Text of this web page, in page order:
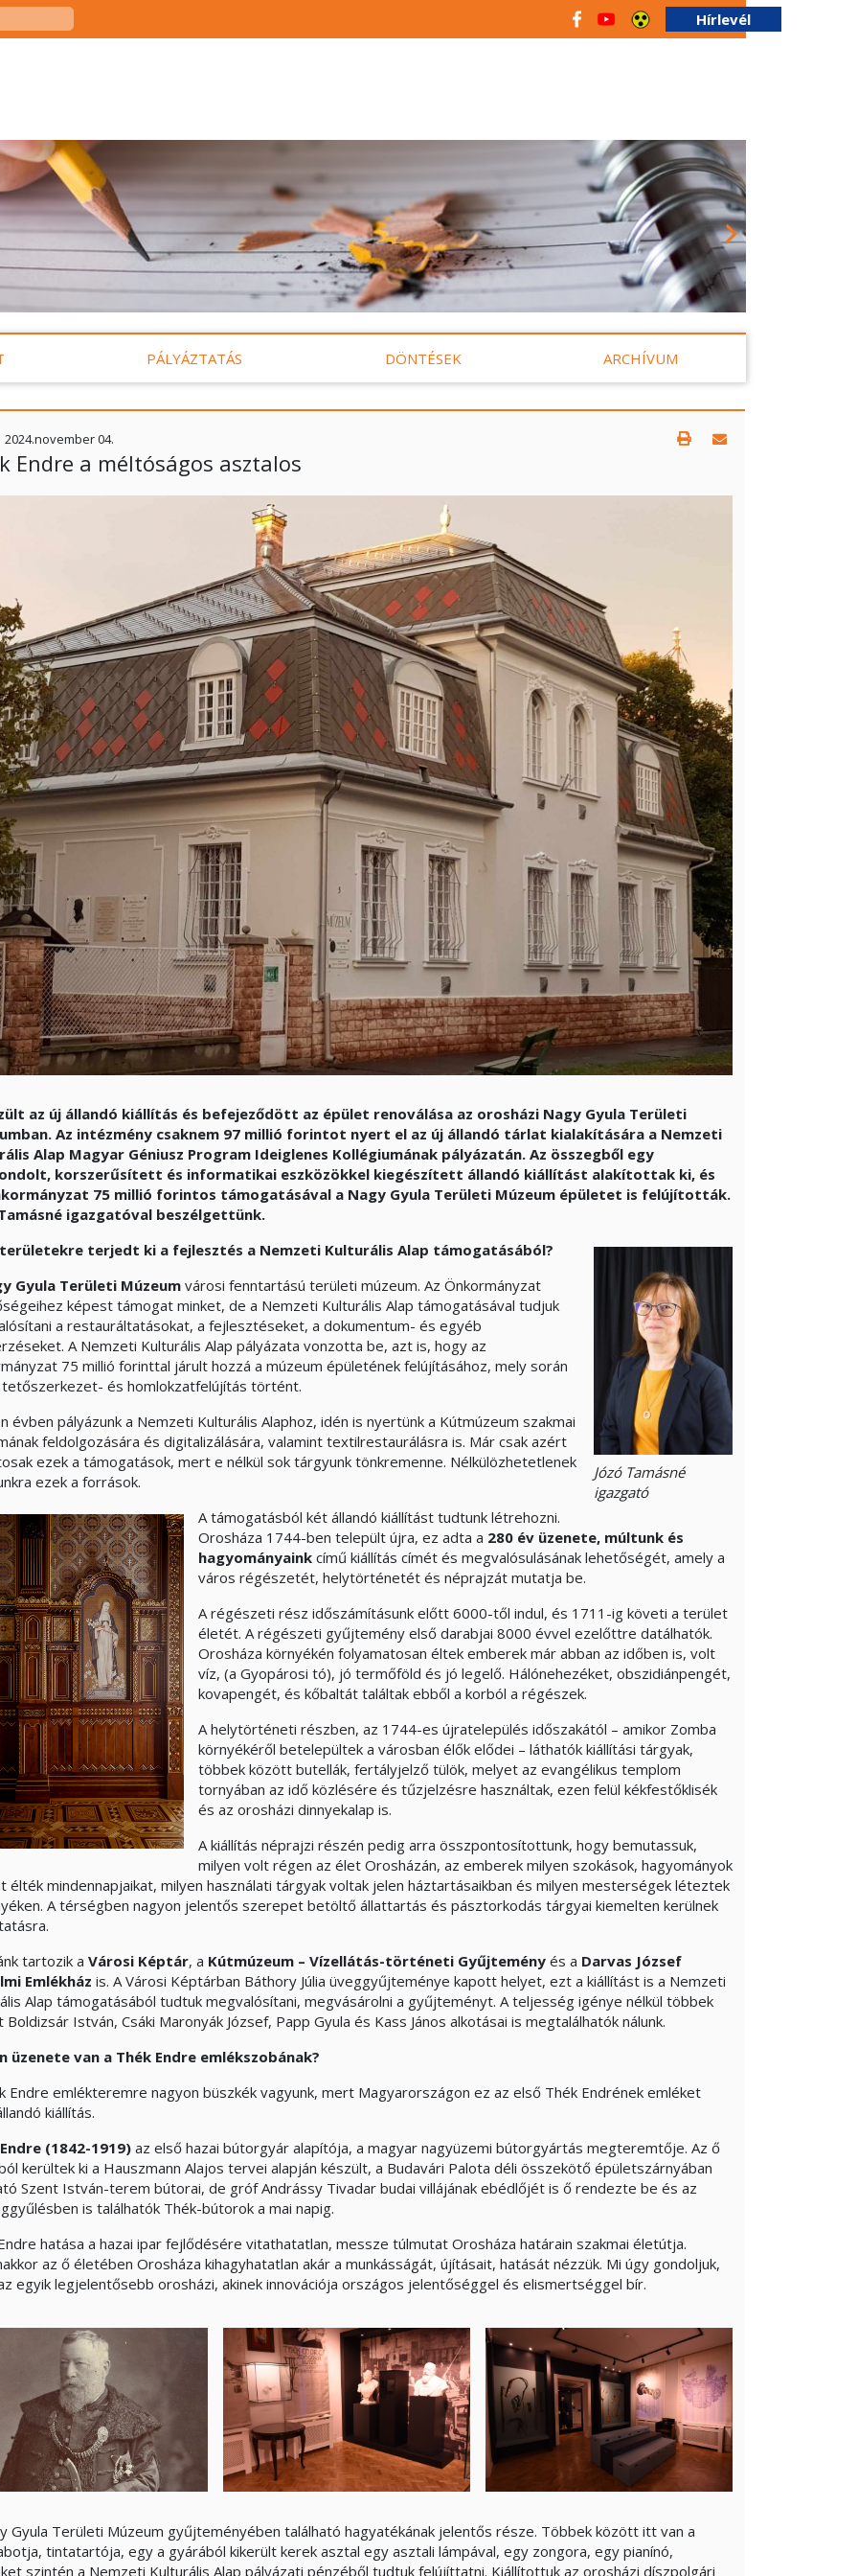
Hírlevél
PÁLYÁZTATÁS DÖNTÉSEK ARCHÍVUM
2024.november 04.
Endre a méltóságos asztalos
az új állandó kiállítás és befejeződött az épület renoválása az orosházi Nagy Gyula Területi
Az intézmény csaknem 97 millió forintot nyert el az új állandó tárlat kialakítására a Nemzeti
Alap Magyar Géniusz Program Ideiglenes Kollégiumának pályázatán. Az összegből egy
korszerűsített és informatikai eszközökkel kiegészített állandó kiállítást alakítottak ki, és
75 millió forintos támogatásával a Nagy Gyula Területi Múzeum épületet is felújították.
igazgatóval beszélgettünk.
Józó Tamásné
igazgató
terjedt ki a fejlesztés a Nemzeti Kulturális Alap támogatásából?
Gyula Területi Múzeumvárosi fenntartású területi múzeum. Az Önkormányzat
képest támogat minket, de a Nemzeti Kulturális Alap támogatásával tudjuk
a restauráltatásokat, a fejlesztéseket, a dokumentum- és egyéb
A Nemzeti Kulturális Alap pályázata vonzotta be, azt is, hogy az
75 millió forinttal járult hozzá a múzeum épületének felújításához, mely során
és homlokzatfelújítás történt.
évben pályázunk a Nemzeti Kulturális Alaphoz, idén is nyertünk a Kútmúzeum szakmai
feldolgozására és digitalizálására, valamint textilrestaurálásra is. Már csak azért
ezek a támogatások, mert e nélkül sok tárgyunk tönkremenne. Nélkülözhetetlenek
ezek a források.
A támogatásból két állandó kiállítást tudtunk létrehozni.
Orosháza 1744-ben települt újra, ez adta a 280 év üzenete, múltunk és
hagyományaink című kiállítás címét és megvalósulásának lehetőségét, amely a
város régészetét, helytörténetét és néprajzát mutatja be.
A régészeti rész időszámításunk előtt 6000-től indul, és 1711-ig követi a terület
életét. A régészeti gyűjtemény első darabjai 8000 évvel ezelőttre datálhatók.
Orosháza környékén folyamatosan éltek emberek már abban az időben is, volt
víz, (a Gyopárosi tó), jó termőföld és jó legelő. Hálónehezéket, obszidiánpengét,
kovapengét, és kőbaltát találtak ebből a korból a régészek.
A helytörténeti részben, az 1744-es újratelepülés időszakától – amikor Zomba
környékéről betelepültek a városban élők elődei – láthatók kiállítási tárgyak,
többek között butellák, fertályjelző tülök, melyet az evangélikus templom
tornyában az idő közlésére és tűzjelzésre használtak, ezen felül kékfestőklisék
és az orosházi dinnyekalap is.
A kiállítás néprajzi részén pedig arra összpontosítottunk, hogy bemutassuk,
milyen volt régen az élet Orosházán, az emberek milyen szokások, hagyományok
élték mindennapjaikat, milyen használati tárgyak voltak jelen háztartásaikban és milyen mesterségek léteztek
A térségben nagyon jelentős szerepet betöltő állattartás és pásztorkodás tárgyai kiemelten kerülnek
tartozik a Városi Képtár, a Kútmúzeum – Vízellátás-történeti Gyűjtemény és a Darvas József
Emlékház is. A Városi Képtárban Báthory Júlia üveggyűjteménye kapott helyet, ezt a kiállítást is a Nemzeti
Alap támogatásából tudtuk megvalósítani, megvásárolni a gyűjteményt. A teljesség igénye nélkül többek
István, Csáki Maronyák József, Papp Gyula és Kass János alkotásai is megtalálhatók nálunk.
üzenete van a Thék Endre emlékszobának?
Endre emlékteremre nagyon büszkék vagyunk, mert Magyarországon ez az első Thék Endrének emléket
kiállítás.
(1842-1919)az első hazai bútorgyár alapítója, a magyar nagyüzemi bútorgyártás megteremtője. Az ő
kerültek ki a Hauszmann Alajos tervei alapján készült, a Budavári Palota déli összekötő épületszárnyában
Szent István-terem bútorai, de gróf Andrássy Tivadar budai villájának ebédlőjét is ő rendezte be és az
is találhatók Thék-bútorok a mai napig.
hatása a hazai ipar fejlődésére vitathatatlan, messze túlmutat Orosháza határain szakmai életútja.
az ő életében Orosháza kihagyhatatlan akár a munkásságát, újításait, hatását nézzük. Mi úgy gondoljuk,
egyik legjelentősebb orosházi, akinek innovációja országos jelentőséggel és elismertséggel bír.
Gyula Területi Múzeum gyűjteményében található hagyatékának jelentős része. Többek között itt van a
tintatartója, egy a gyárából kikerült kerek asztal egy asztali lámpával, egy zongora, egy pianínó,
szintén a Nemzeti Kulturális Alap pályázati pénzéből tudtuk felújíttatni. Kiállítottuk az orosházi díszpolgári